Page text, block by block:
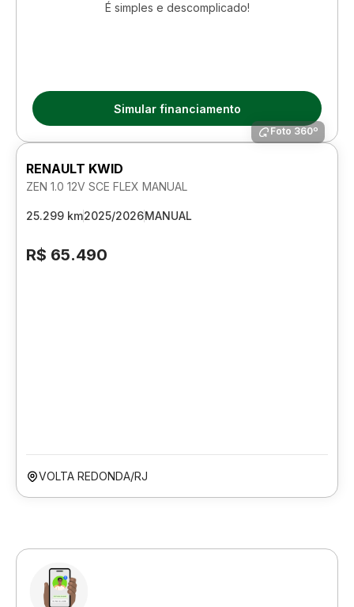
É simples e descomplicado!
Simular financiamento
Foto 360º
RENAULT KWID
ZEN 1.0 12V SCE FLEX MANUAL
25.299 km2025/2026MANUAL
R$ 65.490
VOLTA REDONDA/RJ